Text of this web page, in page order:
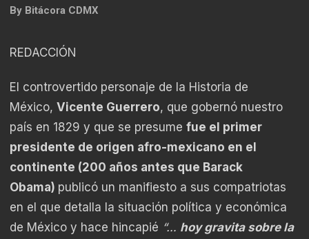
By Bitácora CDMX
REDACCIÓN
El controvertido personaje de la Historia de
México, Vicente Guerrero, que gobernó nuestro
país en 1829 y que se presume fue el primer
presidente de origen afro-mexicano en el
continente (200 años antes que Barack
Obama) publicó un manifiesto a sus compatriotas
en el que detalla la situación política y económica
de México y hace hincapié “… hoy gravita sobre la